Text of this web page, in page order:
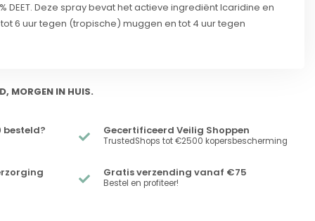
DEET. Deze spray bevat het actieve ingrediënt Icaridine en
6 uur tegen (tropische) muggen en tot 4 uur tegen
MORGEN IN HUIS.
besteld? Gecertificeerd Veilig Shoppen
TrustedShops tot €2500 kopersbescherming
Gratis verzending vanaf €75
Bestel en profiteer!